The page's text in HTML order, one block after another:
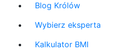
Blog Królów
Wybierz eksperta
Kalkulator BMI